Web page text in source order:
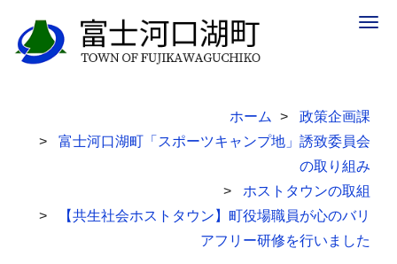
ホーム
政策企画課
富士河口湖町「スポーツキャンプ地」誘致委員会
の取り組み
ホストタウンの取組
【共生社会ホストタウン】町役場職員が心のバリ
アフリー研修を行いました